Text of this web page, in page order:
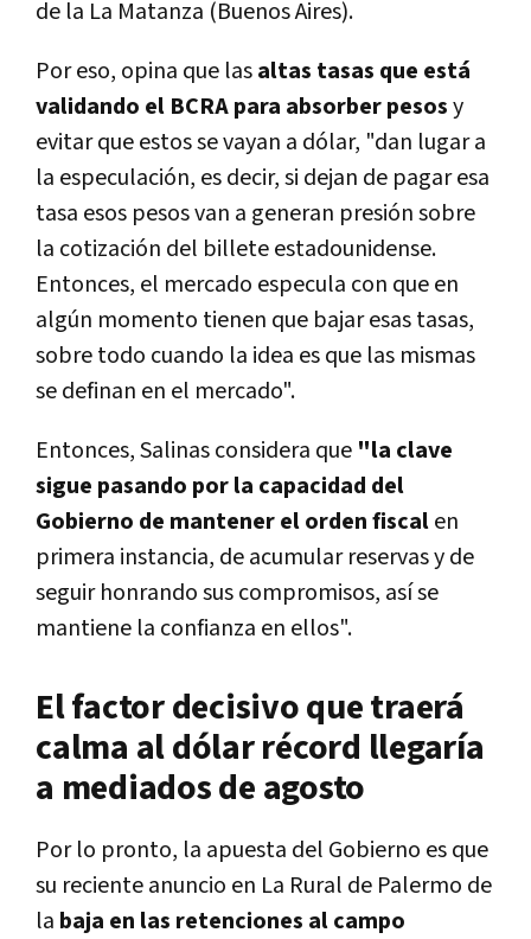
de la La Matanza (Buenos Aires).
Por eso, opina que lasaltas tasas que está
validando el BCRA para absorber pesosy
evitar que estos se vayan a dólar, "dan lugar a
la especulación, es decir, si dejan de pagar esa
tasa esos pesos van a generan presión sobre
la cotización del billete estadounidense.
Entonces, el mercado especula con que en
algún momento tienen que bajar esas tasas,
sobre todo cuando la idea es que las mismas
se definan en el mercado".
Entonces, Salinas considera que "la clave
sigue pasando por la capacidad del
Gobierno de mantener el orden fiscalen
primera instancia, de acumular reservas y de
seguir honrando sus compromisos, así se
mantiene la confianza en ellos".
El factor decisivo que traerá
calma al dólar récord llegaría
a mediados de agosto
Por lo pronto, la apuesta del Gobierno es que
su reciente anuncio en La Rural de Palermo de
la baja en las retenciones al campo